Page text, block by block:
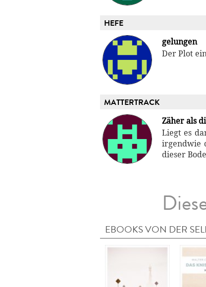
HEFE
gelungen
Der Plot
MATTERTRACK
Zäher als
Liegt es
irgendwie
dieser
EBOOKS VON DER